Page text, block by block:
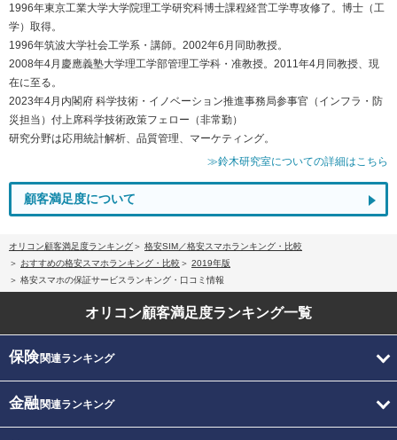
1996年東京工業大学大学院理工学研究科博士課程経営工学専攻修了。博士（工
学）取得。
1996年筑波大学社会工学系・講師。2002年6月同助教授。
2008年4月慶應義塾大学理工学部管理工学科・准教授。2011年4月同教授、現
在に至る。
2023年4月内閣府 科学技術・イノベーション推進事務局参事官（インフラ・防
災担当）付上席科学技術政策フェロー（非常勤）
研究分野は応用統計解析、品質管理、マーケティング。
≫鈴木研究室についての詳細はこちら
顧客満足度について
オリコン顧客満足度ランキング
格安SIM／格安スマホランキング・比較
おすすめの格安スマホランキング・比較
2019年版
格安スマホの保証サービスランキング・口コミ情報
オリコン顧客満足度ランキング一覧
保険関連ランキング
金融関連ランキング